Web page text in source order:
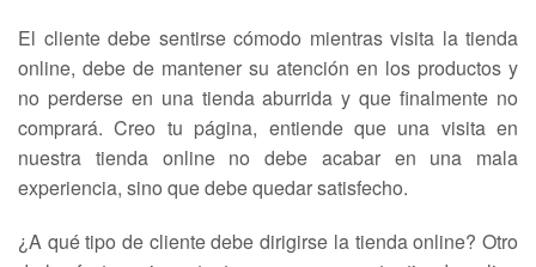
El cliente debe sentirse cómodo mientras visita la tienda
online, debe de mantener su atención en los productos y
no perderse en una tienda aburrida y que finalmente no
comprará. Creo tu página, entiende que una visita en
nuestra tienda online no debe acabar en una mala
experiencia, sino que debe quedar satisfecho.
¿A qué tipo de cliente debe dirigirse la tienda online? Otro